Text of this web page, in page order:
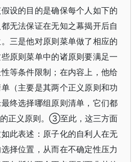
设的目的是确保每个人如下的
无法保证在无知之幕揭开后自
三是他对原则菜单做了相应的
原则菜单中的诸原则要满足一
等条件限制；在内容上，他给
（主要是其两个正义原则和功
终选择哪组原则清单，它们都
正义原则。③至此，这三方面
此表述：原子化的自利人在无
择位置，从而在不确定性压力